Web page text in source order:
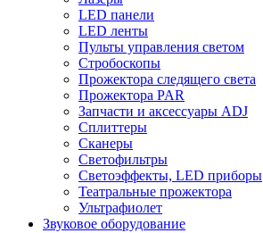
LED панели
LED ленты
Пульты управления светом
Стробоскопы
Прожектора следящего света
Прожектора PAR
Запчасти и аксессуары ADJ
Сплиттеры
Сканеры
Светофильтры
Светоэффекты, LED приборы
Театральные прожектора
Ультрафиолет
Звуковое оборудование